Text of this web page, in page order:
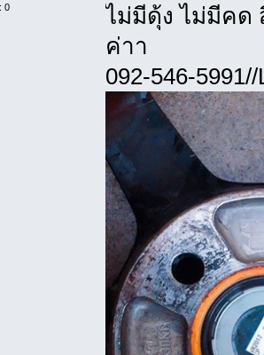
0
ไม่มีดุ้ง ไม่มีคด
ค่าา
092-546-